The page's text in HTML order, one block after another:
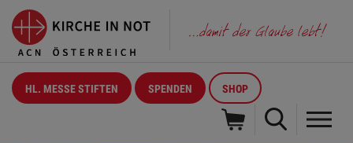
HL. MESSE STIFTEN SPENDEN SHOP